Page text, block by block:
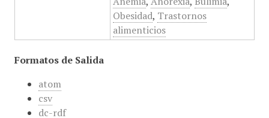
Obesidad, Trastornos
alimenticios
Formatos de Salida
atom
csv
dc-rdf